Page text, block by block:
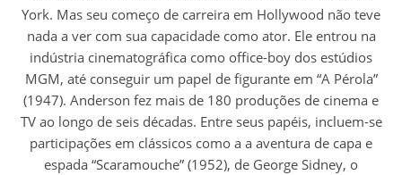
York. Mas seu começo de carreira em Hollywood não teve
nada a ver com sua capacidade como ator. Ele entrou na
indústria cinematográfica como office-boy dos estúdios
MGM, até conseguir um papel de figurante em “A Pérola”
(1947). Anderson fez mais de 180 produções de cinema e
TV ao longo de seis décadas. Entre seus papéis, incluem-se
participações em clássicos como a a aventura de capa e
espada “Scaramouche” (1952), de George Sidney, o